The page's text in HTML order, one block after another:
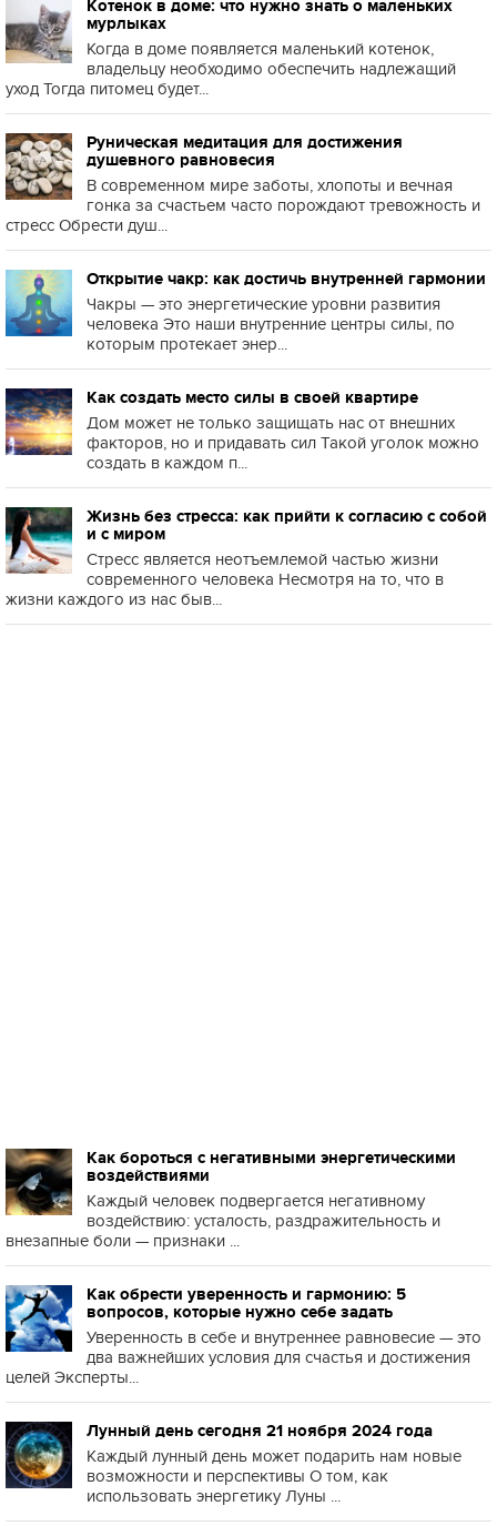
Котенок в доме: что нужно знать о маленьких
мурлыках
Когда в доме появляется маленький котенок,
владельцу необходимо обеспечить надлежащий
уход Тогда питомец будет...
Руническая медитация для достижения
душевного равновесия
В современном мире заботы, хлопоты и вечная
гонка за счастьем часто порождают тревожность и
стресс Обрести душ...
Открытие чакр: как достичь внутренней гармонии
Чакры — это энергетические уровни развития
человека Это наши внутренние центры силы, по
которым протекает энер...
Как создать место силы в своей квартире
Дом может не только защищать нас от внешних
факторов, но и придавать сил Такой уголок можно
создать в каждом п...
Жизнь без стресса: как прийти к согласию с собой
и с миром
Стресс является неотъемлемой частью жизни
современного человека Несмотря на то, что в
жизни каждого из нас быв...
Как бороться с негативными энергетическими
воздействиями
Каждый человек подвергается негативному
воздействию: усталость, раздражительность и
внезапные боли — признаки ...
Как обрести уверенность и гармонию: 5
вопросов, которые нужно себе задать
Уверенность в себе и внутреннее равновесие — это
два важнейших условия для счастья и достижения
целей Эксперты...
Лунный день сегодня 21 ноября 2024 года
Каждый лунный день может подарить нам новые
возможности и перспективы О том, как
использовать энергетику Луны ...